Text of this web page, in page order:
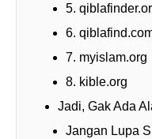
5.
6.
7. myislam.org
8. kible.org
Jadi, Gak Ada
Jangan Lupa